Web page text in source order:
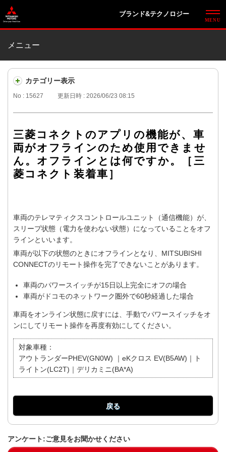
ブランド&テクノロジー
メニュー
カテゴリー表示
No : 15627 更新日時 : 2026/06/23 08:15
三菱コネクトのアプリの機能が、車
両がオフラインのため使用できませ
ん。オフラインとは何ですか。［三
菱コネクト装着車］
車両のテレマティクスコントロールユニット（通信機能）が、
スリープ状態（電力を使わない状態）になっていることをオフ
ラインといいます。
車両が以下の状態のときにオフラインとなり、MITSUBISHI
CONNECTのリモート操作を完了できないことがあります。
車両のパワースイッチが15日以上完全にオフの場合
車両がドコモのネットワーク圏外で60秒経過した場合
車両をオンライン状態に戻すには、手動でパワースイッチをオ
ンにしてリモート操作を再度有効にしてください。
対象車種：
アウトランダーPHEV(GN0W) ｜eKクロス EV(B5AW)｜ト
ライトン(LC2T)｜デリカミニ(BA*A)
戻る
アンケート:ご意見をお聞かせください